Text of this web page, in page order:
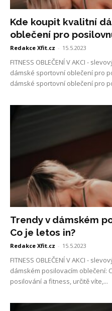
Kde koupit kvalitní
oblečení pro
Redakce Xfit.cz - 15.5.2023
FITNESS OBLEČENÍ V AKCI -
dámské sportovní oblečení pro
dámské sportovní oblečení pro
Trendy v dámském
Co je letos in?
Redakce Xfit.cz - 15.5.2023
FITNESS OBLEČENÍ V AKCI -
dámském posilovacím oblečení:
posilování a fitness, určitě víte,...